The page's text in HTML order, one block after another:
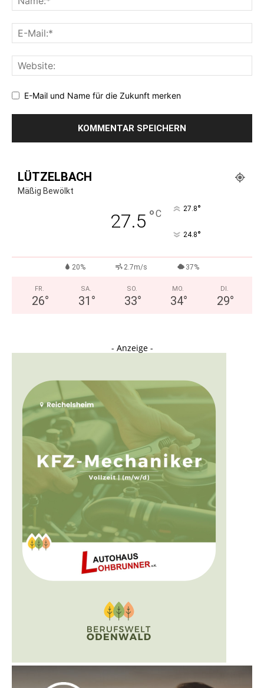
E-Mail und Name für die Zukunft merken
LÜTZELBACH
Mäßig Bewölkt
27.5 °C 27.8°
24.8°
20% 2.7m/s 37%
FR.
26°
SA.
31 °
SO.
33°
MO.
34°
DI.
29°
- Anzeige -